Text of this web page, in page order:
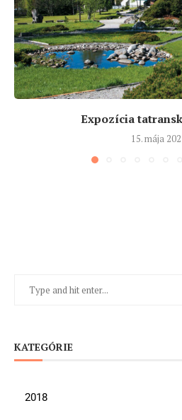
Expozícia
15. mája
KATEGÓRIE
2018